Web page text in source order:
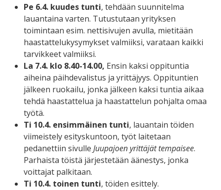
Pe 6.4. kuudes tunti, tehdään suunnitelma
lauantaina varten. Tutustutaan yrityksen
toimintaan esim. nettisivujen avulla, mietitään
haastattelukysymykset valmiiksi, varataan kaikki
tarvikkeet valmiiksi.
La 7.4. klo 8.40-14.00, Ensin kaksi oppituntia
aiheina päihdevalistus ja yrittäjyys. Oppituntien
jälkeen ruokailu, jonka jälkeen kaksi tuntia aikaa
tehdä haastattelua ja haastattelun pohjalta omaa
työtä.
Ti 10.4. ensimmäinen tunti, lauantain töiden
viimeistely esityskuntoon, työt laitetaan
pedanettiin sivulle Juupajoen yrittäjät tempaisee.
Parhaista töistä järjestetään äänestys, jonka
voittajat palkitaan.
Ti 10.4. toinen tunti, töiden esittely.